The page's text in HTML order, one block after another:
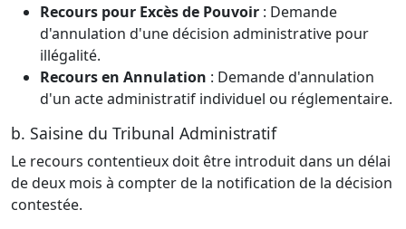
Recours pour Excès de Pouvoir : Demande
d'annulation d'une décision administrative pour
illégalité.
Recours en Annulation : Demande d'annulation
d'un acte administratif individuel ou réglementaire.
b. Saisine du Tribunal Administratif
Le recours contentieux doit être introduit dans un délai
de deux mois à compter de la notification de la décision
contestée.